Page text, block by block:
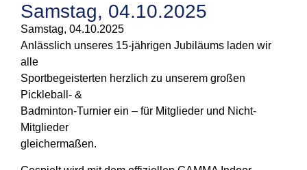
Samstag, 04.10.2025
Samstag, 04.10.2025
Anlässlich unseres 15-jährigen Jubiläums laden wir
alle
Sportbegeisterten herzlich zu unserem großen
Pickleball- &
Badminton-Turnier ein – für Mitglieder und Nicht-
Mitglieder
gleichermaßen.